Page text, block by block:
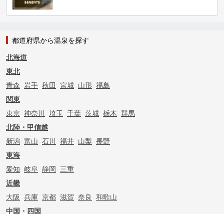
都道府県から温泉を探す
北海道
東北
青森 岩手 秋田 宮城 山形 福島
関東
東京 神奈川 埼玉 千葉 茨城 栃木 群馬
北陸・甲信越
新潟 富山 石川 福井 山梨 長野
東海
愛知 岐阜 静岡 三重
近畿
大阪 兵庫 京都 滋賀 奈良 和歌山
中国・四国